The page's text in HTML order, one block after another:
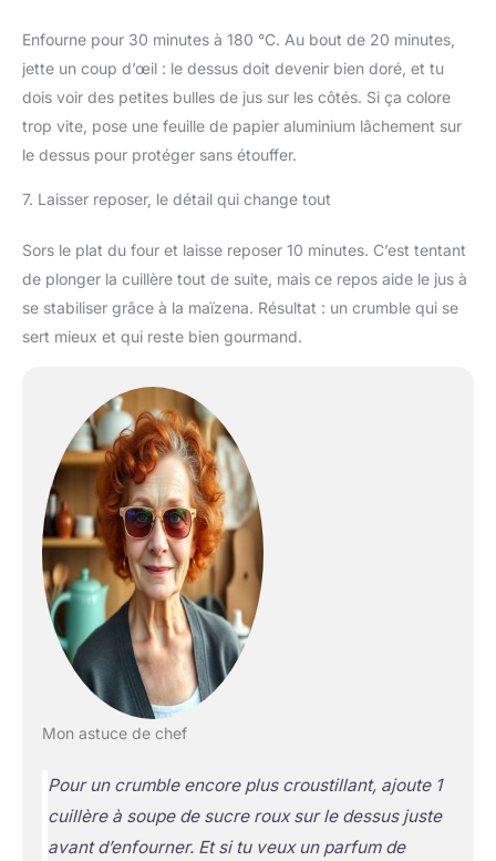
Enfourne pour 30 minutes à 180 °C. Au bout de 20 minutes,
jette un coup d’œil : le dessus doit devenir bien doré, et tu
dois voir des petites bulles de jus sur les côtés. Si ça colore
trop vite, pose une feuille de papier aluminium lâchement sur
le dessus pour protéger sans étouffer.
7. Laisser reposer, le détail qui change tout
Sors le plat du four et laisse reposer 10 minutes. C’est tentant
de plonger la cuillère tout de suite, mais ce repos aide le jus à
se stabiliser grâce à la maïzena. Résultat : un crumble qui se
sert mieux et qui reste bien gourmand.
Mon astuce de chef
Pour un crumble encore plus croustillant, ajoute 1
cuillère à soupe de sucre roux sur le dessus juste
avant d’enfourner. Et si tu veux un parfum de